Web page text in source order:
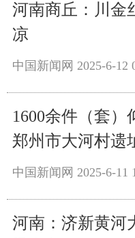
河南商丘：川金
凉
中国新闻网 2025-6-12
1600余件（套）
郑州市大河村遗
中国新闻网 2025-6-11
河南：济新黄河